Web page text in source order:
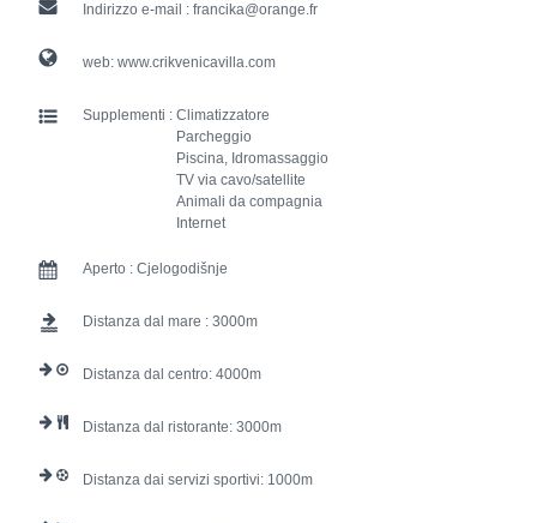
Indirizzo e-mail : francika@orange.fr
web: www.crikvenicavilla.com
Supplementi : Climatizzatore
Parcheggio
Piscina, Idromassaggio
TV via cavo/satellite
Animali da compagnia
Internet
Aperto : Cjelogodišnje
Distanza dal mare : 3000
Distanza dal centro: 4000
Distanza dal ristorante: 3000
Distanza dai servizi sportivi: 1000